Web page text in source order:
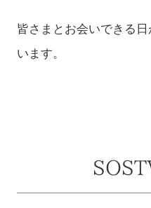
皆さまとお会いできる
います。